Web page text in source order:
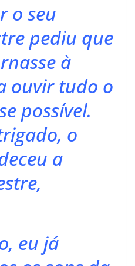
o seu
pediu que
à
ouvir tudo o
possível.
o
a
eu já